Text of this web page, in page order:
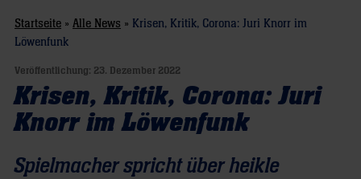
Startseite » Alle News » Krisen, Kritik, Corona: Juri Knorr im
Löwenfunk
Veröffentlichung: 23. Dezember 2022
Krisen, Kritik, Corona: Juri
Knorr im Löwenfunk
Spielmacher spricht über heikle